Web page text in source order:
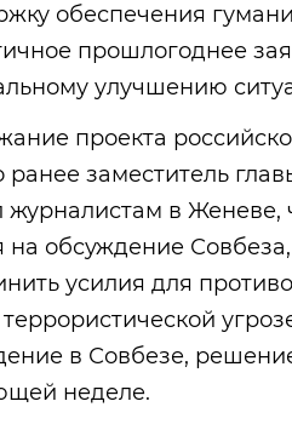
обеспечения
прошлогоднее
улучшению
проекта
ранее заместитель
журналистам в Женеве,
на обсуждение
усилия для
в Совбезе,
неделе.